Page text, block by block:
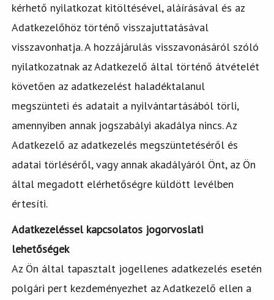
kérhető nyilatkozat kitöltésével, aláírásával és az
Adatkezelőhöz történő visszajuttatásával
visszavonhatja. A hozzájárulás visszavonásáról szóló
nyilatkozatnak az Adatkezelő által történő átvételét
követően az adatkezelést haladéktalanul
megszünteti és adatait a nyilvántartásából törli,
amennyiben annak jogszabályi akadálya nincs. Az
Adatkezelő az adatkezelés megszüntetéséről és
adatai törléséről, vagy annak akadályáról Önt, az Ön
által megadott elérhetőségre küldött levélben
értesíti.
Adatkezeléssel kapcsolatos jogorvoslati
lehetőségek
Az Ön által tapasztalt jogellenes adatkezelés esetén
polgári pert kezdeményezhet az Adatkezelő ellen a